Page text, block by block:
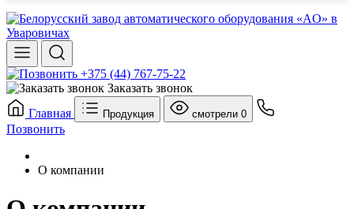
+375 (44) 767-75-22
Заказать звонок
Главная
Продукция смотрели 0
Позвонить
О компании